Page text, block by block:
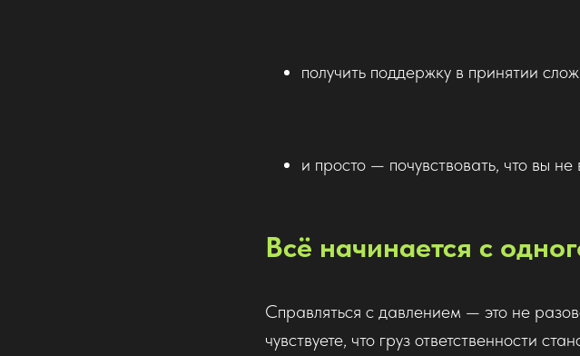
получить поддержку в принятии
и просто — почувствовать, что вы
Всё начинается с
Справляться с давлением — это не
чувствуете, что груз ответственности